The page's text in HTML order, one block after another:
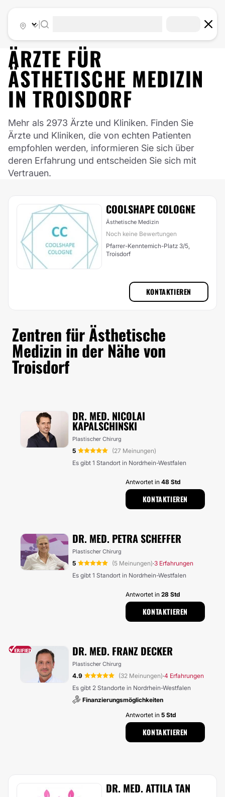
ÄRZTE FÜR
ÄSTHETISCHE MEDIZIN
IN TROISDORF
Mehr als 2973 Ärzte und Kliniken. Finden Sie
Ärzte und Kliniken, die von echten Patienten
empfohlen werden, informieren Sie sich über
deren Erfahrung und entscheiden Sie sich mit
Vertrauen.
COOLSHAPE COLOGNE
Ästhetische Medizin
Noch keine Bewertungen
Pfarrer-Kenntemich-Platz 3/5,
Troisdorf
KONTAKTIEREN
Zentren für Ästhetische
Medizin in der Nähe von
Troisdorf
DR. MED. NICOLAI
KAPALSCHINSKI
Plastischer Chirurg
5
(27 Meinungen)
Es gibt 1 Standort in Nordrhein-Westfalen
Antwortet in 48 Std
KONTAKTIEREN
DR. MED. PETRA SCHEFFER
Plastischer Chirurg
5 (5 Meinungen)·3 Erfahrungen
Es gibt 1 Standort in Nordrhein-Westfalen
Antwortet in 28 Std
KONTAKTIEREN
DR. MED. FRANZ DECKER
Plastischer Chirurg
4.9 (32 Meinungen)·4 Erfahrungen
Es gibt 2 Standorte in Nordrhein-Westfalen
Finanzierungsmöglichkeiten
Antwortet in 5 Std
KONTAKTIEREN
DR. MED. ATTILA TAN